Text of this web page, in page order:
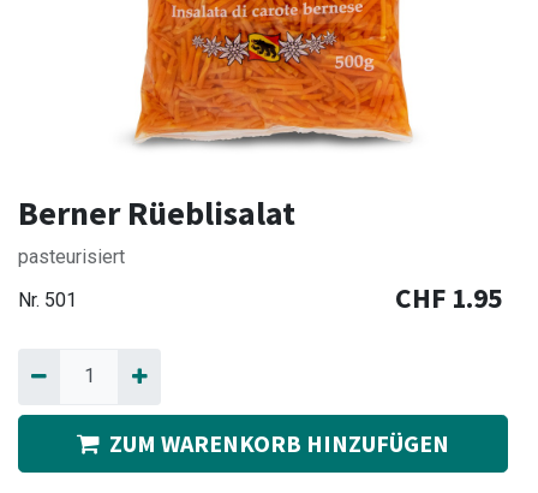
Berner Rüeblisalat
pasteurisiert
Nr. 501 CHF 1.95
ZUM WARENKORB HINZUFÜGEN